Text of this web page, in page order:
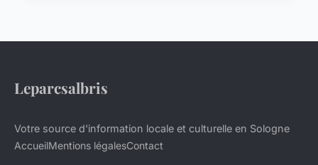
Leparcsalbris
Votre source d'information locale et culturelle en Sologne
AccueilMentions légalesContact